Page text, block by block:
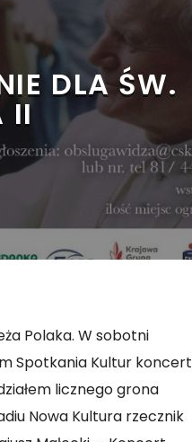
DLA ŚW.
II
Polaka. W sobotni
Spotkania Kultur koncert
licznego grona
Nowa Kultura rzecznik